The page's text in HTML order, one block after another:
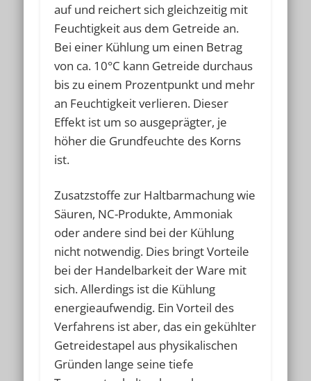
auf und reichert sich gleichzeitig mit
Feuchtigkeit aus dem Getreide an.
Bei einer Kühlung um einen Betrag
von ca. 10°C kann Getreide durchaus
bis zu einem Prozentpunkt und mehr
an Feuchtigkeit verlieren. Dieser
Effekt ist um so ausgeprägter, je
höher die Grundfeuchte des Korns
ist.
Zusatzstoffe zur Haltbarmachung wie
Säuren, NC-Produkte, Ammoniak
oder andere sind bei der Kühlung
nicht notwendig. Dies bringt Vorteile
bei der Handelbarkeit der Ware mit
sich. Allerdings ist die Kühlung
energieaufwendig. Ein Vorteil des
Verfahrens ist aber, das ein gekühlter
Getreidestapel aus physikalischen
Gründen lange seine tiefe